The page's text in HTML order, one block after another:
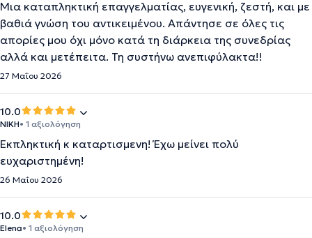
Μια καταπληκτική επαγγελματίας, ευγενική, ζεστή, και με
βαθιά γνώση του αντικειμένου. Απάντησε σε όλες τις
απορίες μου όχι μόνο κατά τη διάρκεια της συνεδρίας
αλλά και μετέπειτα. Τη συστήνω ανεπιφύλακτα!!
27 Μαΐου 2026
10.0
ΝΙΚΗ• 1 αξιολόγηση
Εκπληκτική κ καταρτισμενη! Έχω μείνει πολύ
ευχαριστημένη!
26 Μαΐου 2026
10.0
Elena• 1 αξιολόγηση